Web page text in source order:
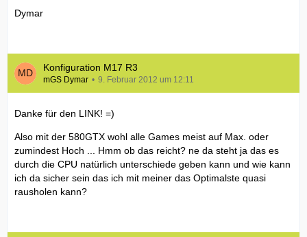
Dymar
Konfiguration M17 R3
mGS Dymar 9. Februar 2012 um 12:11
Danke für den LINK! =)
Also mit der 580GTX wohl alle Games meist auf Max. oder
zumindest Hoch ... Hmm ob das reicht? ne da steht ja das es
durch die CPU natürlich unterschiede geben kann und wie kann
ich da sicher sein das ich mit meiner das Optimalste quasi
rausholen kann?